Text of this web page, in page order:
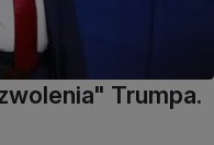
Trumpa.